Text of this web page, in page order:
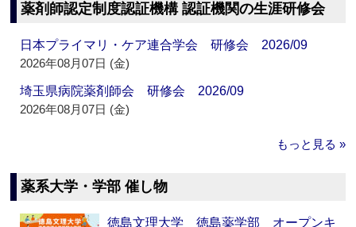
薬剤師認定制度認証機構 認証機関の生涯研修会
日本プライマリ・ケア連合学会 研修会 2026/09
2026年08月07日 (金)
埼玉県病院薬剤師会 研修会 2026/09
2026年08月07日 (金)
もっと見る »
薬系大学・学部 催し物
徳島文理大学 徳島薬学部 オープンキ